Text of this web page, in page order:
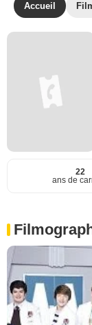
Accueil
22
ans de